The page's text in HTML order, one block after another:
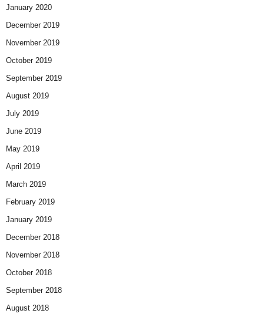
January 2020
December 2019
November 2019
October 2019
September 2019
August 2019
July 2019
June 2019
May 2019
April 2019
March 2019
February 2019
January 2019
December 2018
November 2018
October 2018
September 2018
August 2018